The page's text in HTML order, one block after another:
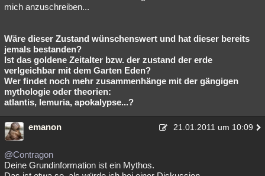
mich anzuschreiben...
Wäre dieser Zustand wünschenswert und hat dieser bereits
jemals bestanden?
Ist das goldene Zeitalter bzw. der zustand der erde
verlgeichbar mit dem Garten Eden?
Wer findet noch mehr zusammenhänge mit der gängigen
mythologie oder theorien:
atlantis, lemuria, apokalypse...?
emanon 21.01.2011 um 10:09
@Contragon
Deine Grundinformation ist ein Mythos.